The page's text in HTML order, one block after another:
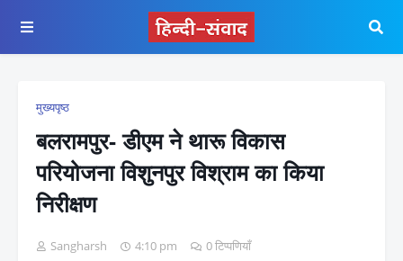
मुख्यपृष्ठ
बलरामपुर- डीएम ने थारू विकास
परियोजना विशुनपुर विश्राम का किया
निरीक्षण
Sangharsh 4:10 pm 0 टिप्पणियाँ